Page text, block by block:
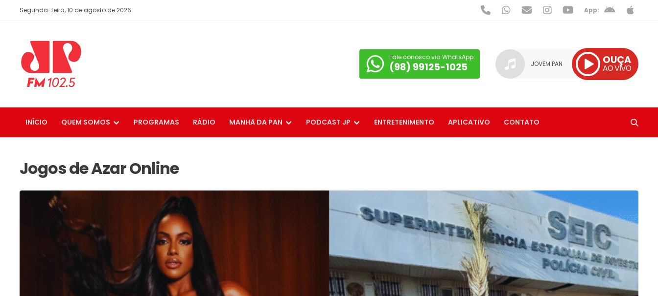
Segunda-feira, 10 de agosto de 2026 App:
Fale conosco via WhatsApp:
(98) 99125-1025 JOVEM PAN OUÇA
AO VIVO
INÍCIO QUEM SOMOS PROGRAMAS RÁDIO MANHÃ DA PAN PODCAST JP ENTRETENIMENTO APLICATIVO CONTATO